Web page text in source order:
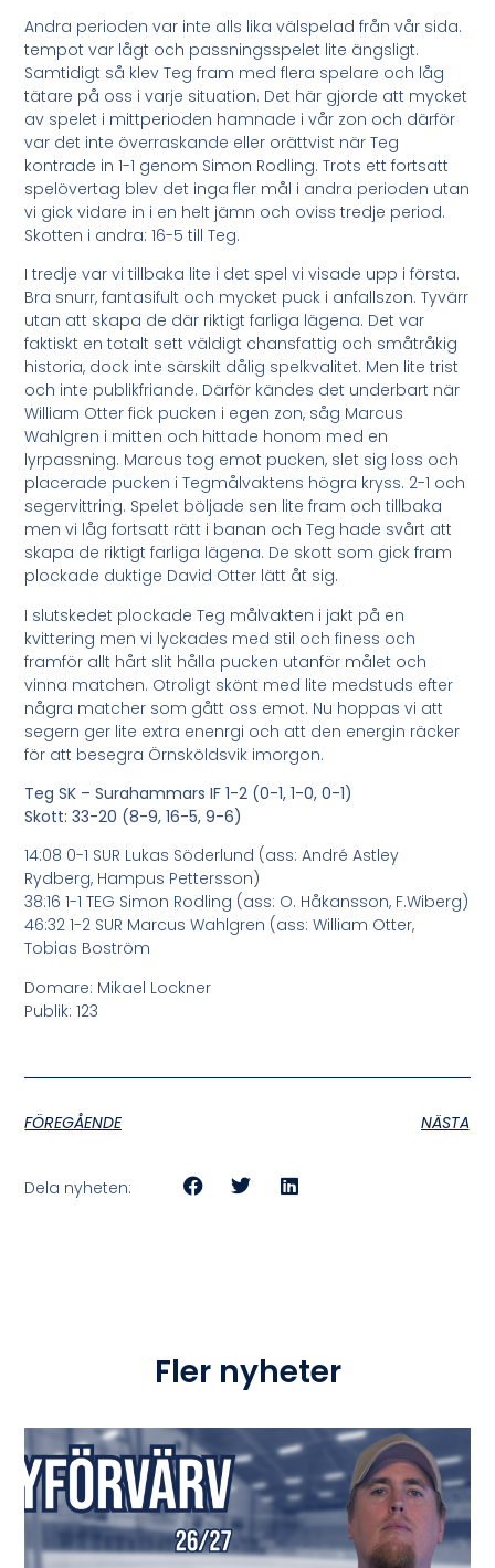
Andra perioden var inte alls lika välspelad från vår sida.
tempot var lågt och passningsspelet lite ängsligt.
Samtidigt så klev Teg fram med flera spelare och låg
tätare på oss i varje situation. Det här gjorde att mycket
av spelet i mittperioden hamnade i vår zon och därför
var det inte överraskande eller orättvist när Teg
kontrade in 1-1 genom Simon Rodling. Trots ett fortsatt
spelövertag blev det inga fler mål i andra perioden utan
vi gick vidare in i en helt jämn och oviss tredje period.
Skotten i andra: 16-5 till Teg.
I tredje var vi tillbaka lite i det spel vi visade upp i första.
Bra snurr, fantasifult och mycket puck i anfallszon. Tyvärr
utan att skapa de där riktigt farliga lägena. Det var
faktiskt en totalt sett väldigt chansfattig och småtråkig
historia, dock inte särskilt dålig spelkvalitet. Men lite trist
och inte publikfriande. Därför kändes det underbart när
William Otter fick pucken i egen zon, såg Marcus
Wahlgren i mitten och hittade honom med en
lyrpassning. Marcus tog emot pucken, slet sig loss och
placerade pucken i Tegmålvaktens högra kryss. 2-1 och
segervittring. Spelet böljade sen lite fram och tillbaka
men vi låg fortsatt rätt i banan och Teg hade svårt att
skapa de riktigt farliga lägena. De skott som gick fram
plockade duktige David Otter lätt åt sig.
I slutskedet plockade Teg målvakten i jakt på en
kvittering men vi lyckades med stil och finess och
framför allt hårt slit hålla pucken utanför målet och
vinna matchen. Otroligt skönt med lite medstuds efter
några matcher som gått oss emot. Nu hoppas vi att
segern ger lite extra enenrgi och att den energin räcker
för att besegra Örnsköldsvik imorgon.
Teg SK – Surahammars IF 1-2 (0-1, 1-0, 0-1)
Skott: 33-20 (8-9, 16-5, 9-6)
14:08 0-1 SUR Lukas Söderlund (ass: André Astley
Rydberg, Hampus Pettersson)
38:16 1-1 TEG Simon Rodling (ass: O. Håkansson, F.Wiberg)
46:32 1-2 SUR Marcus Wahlgren (ass: William Otter,
Tobias Boström
Domare: Mikael Lockner
Publik: 123
FÖREGÅENDE NÄSTA
Dela nyheten:
Fler nyheter